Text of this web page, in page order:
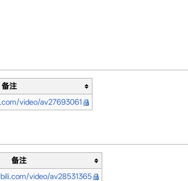
备注
video/av27693061
备注
video/av28531365